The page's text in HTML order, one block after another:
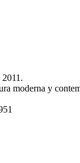
moderna y